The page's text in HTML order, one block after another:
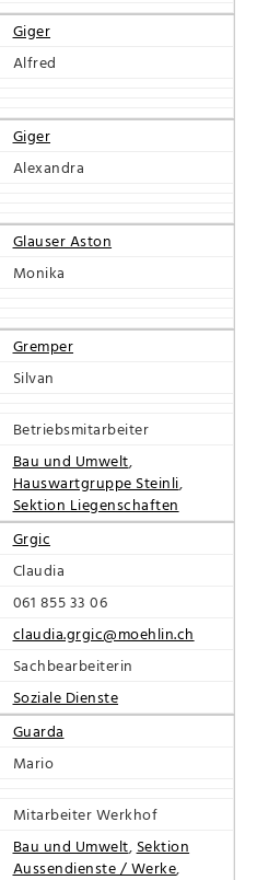
Giger
Alfred
Giger
Alexandra
Glauser Aston
Monika
Gremper
Silvan
Betriebsmitarbeiter
Bau und Umwelt,
Hauswartgruppe Steinli,
Sektion Liegenschaften
Grgic
Claudia
061 855 33 06
claudia.grgic@moehlin.ch
Sachbearbeiterin
Soziale Dienste
Guarda
Mario
Mitarbeiter Werkhof
Bau und Umwelt, Sektion
Aussendienste / Werke,